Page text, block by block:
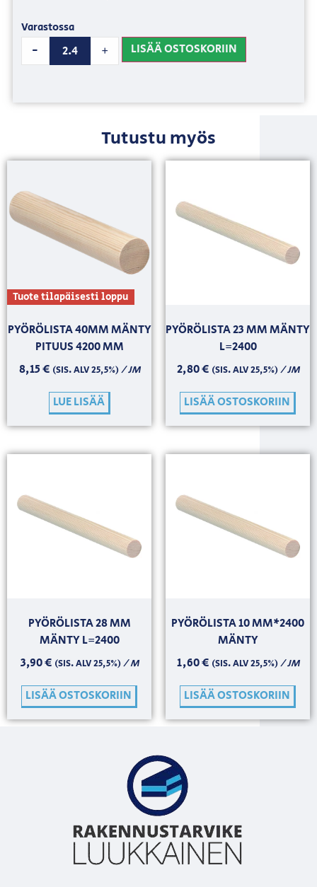
Varastossa
- + LISÄÄ OSTOSKORIIN
Tutustu myös
Tuote tilapäisesti loppu
PYÖRÖLISTA 40MM MÄNTY
PITUUS 4200 MM
8,15€ (SIS. ALV 25,5%)/ JM
LUE LISÄÄ
PYÖRÖLISTA 23 MM MÄNTY
L=2400
2,80€ (SIS. ALV 25,5%)/ JM
LISÄÄ OSTOSKORIIN
PYÖRÖLISTA 28 MM
MÄNTY L=2400
3,90€ (SIS. ALV 25,5%)/ M
LISÄÄ OSTOSKORIIN
PYÖRÖLISTA 10 MM*2400
MÄNTY
1,60€ (SIS. ALV 25,5%)/ JM
LISÄÄ OSTOSKORIIN